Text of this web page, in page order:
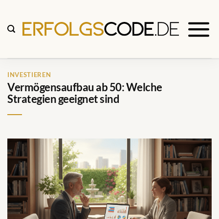
Inhalt
springen
INVESTIEREN
Vermögensaufbau ab 50: Welche
Strategien geeignet sind